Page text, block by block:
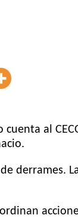
al
derrames.